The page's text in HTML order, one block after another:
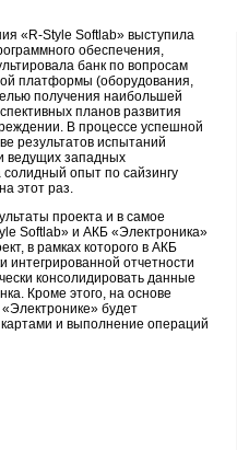
«R-Style Softlab» выступила
обеспечения,
банк по вопросам
платформы (оборудования,
получения наибольшей
планов развития
В процессе успешной
результатов испытаний
ведущих западных
опыт по сайзингу
этот раз.
проекта и в самое
Softlab» и АКБ «Электроника»
в рамках которого в АКБ
интегрированной отчетности
консолидировать данные
Кроме этого, на основе
«Электронике» будет
и выполнение операций